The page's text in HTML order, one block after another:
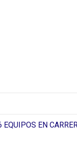
EQUIPOS EN